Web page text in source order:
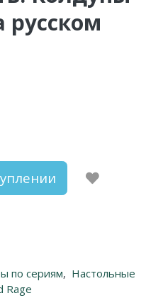
русском
по сериям, Настольные
Rage